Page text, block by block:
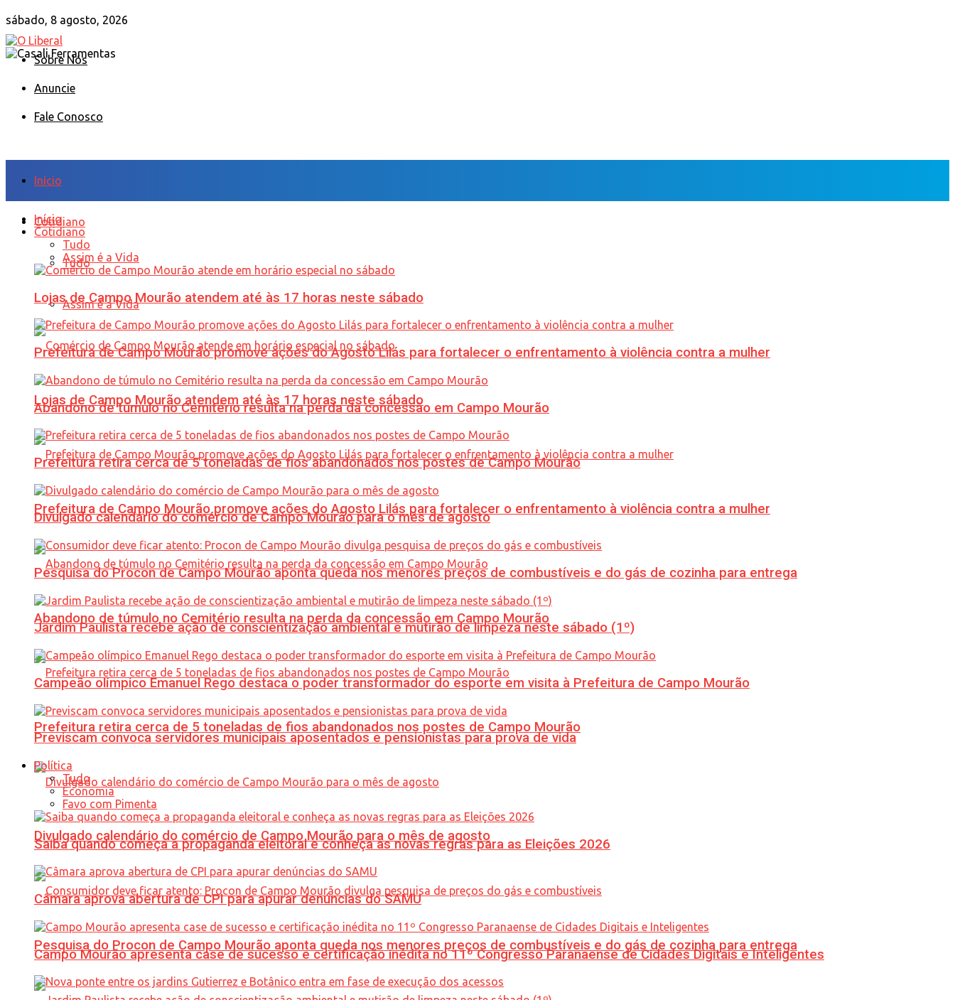
sábado, 8 agosto, 2026
Sobre Nós
Anuncie
Fale Conosco
Início
Cotidiano
Tudo
Assim é a Vida
Lojas de Campo Mourão atendem até às 17 horas neste sábado
Prefeitura de Campo Mourão promove ações do Agosto Lilás para fortalecer o enfrentamento à violência contra a mulher
Abandono de túmulo no Cemitério resulta na perda da concessão em Campo Mourão
Prefeitura retira cerca de 5 toneladas de fios abandonados nos postes de Campo Mourão
Divulgado calendário do comércio de Campo Mourão para o mês de agosto
Pesquisa do Procon de Campo Mourão aponta queda nos menores preços de combustíveis e do gás de cozinha para entrega
Início
Cotidiano
Tudo
Assim é a Vida
Lojas de Campo Mourão atendem até às 17 horas neste sábado
Prefeitura de Campo Mourão promove ações do Agosto Lilás para fortalecer o enfrentamento à violência contra a mulher
Abandono de túmulo no Cemitério resulta na perda da concessão em Campo Mourão
Prefeitura retira cerca de 5 toneladas de fios abandonados nos postes de Campo Mourão
Divulgado calendário do comércio de Campo Mourão para o mês de agosto
Pesquisa do Procon de Campo Mourão aponta queda nos menores preços de combustíveis e do gás de cozinha para entrega
Jardim Paulista recebe ação de conscientização ambiental e mutirão de limpeza neste sábado (1º)
Campeão olímpico Emanuel Rego destaca o poder transformador do esporte em visita à Prefeitura de Campo Mourão
Previscam convoca servidores municipais aposentados e pensionistas para prova de vida
Política
Tudo
Economia
Favo com Pimenta
Saiba quando começa a propaganda eleitoral e conheça as novas regras para as Eleições 2026
Câmara aprova abertura de CPI para apurar denúncias do SAMU
Campo Mourão apresenta case de sucesso e certificação inédita no 11º Congresso Paranaense de Cidades Digitais e Inteligentes